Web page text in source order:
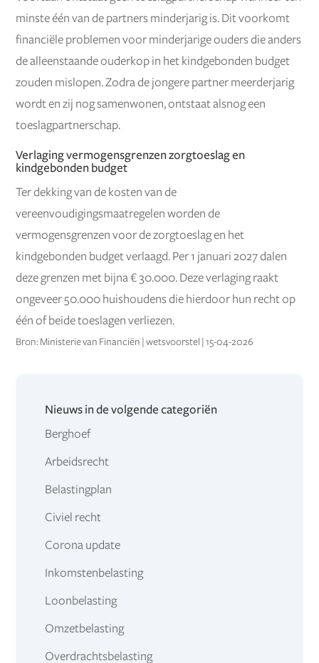
minste één van de partners minderjarig is. Dit voorkomt
financiële problemen voor minderjarige ouders die anders
de alleenstaande ouderkop in het kindgebonden budget
zouden mislopen. Zodra de jongere partner meerderjarig
wordt en zij nog samenwonen, ontstaat alsnog een
toeslagpartnerschap.
Verlaging vermogensgrenzen zorgtoeslag en
kindgebonden budget
Ter dekking van de kosten van de
vereenvoudigingsmaatregelen worden de
vermogensgrenzen voor de zorgtoeslag en het
kindgebonden budget verlaagd. Per 1 januari 2027 dalen
deze grenzen met bijna € 30.000. Deze verlaging raakt
ongeveer 50.000 huishoudens die hierdoor hun recht op
één of beide toeslagen verliezen.
Bron: Ministerie van Financiën | wetsvoorstel | 15-04-2026
Nieuws in de volgende categoriën
Berghoef
Arbeidsrecht
Belastingplan
Civiel recht
Corona update
Inkomstenbelasting
Loonbelasting
Omzetbelasting
Overdrachtsbelasting